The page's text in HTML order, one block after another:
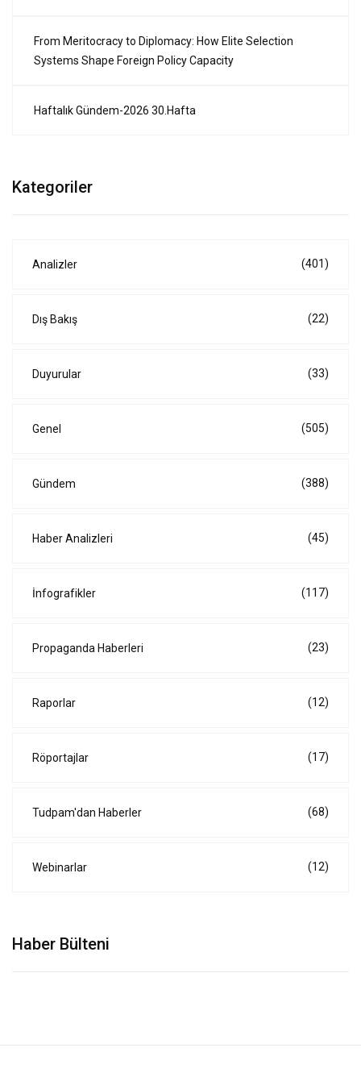
From Meritocracy to Diplomacy: How Elite Selection
Systems Shape Foreign Policy Capacity
Haftalık Gündem-2026 30.Hafta
Kategoriler
Analizler (401)
Dış Bakış (22)
Duyurular (33)
Genel (505)
Gündem (388)
Haber Analizleri (45)
İnfografikler (117)
Propaganda Haberleri (23)
Raporlar (12)
Röportajlar (17)
Tudpam'dan Haberler (68)
Webinarlar (12)
Haber Bülteni